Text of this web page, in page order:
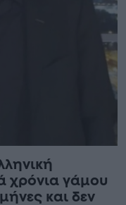
χρόνια γάμου
και δεν